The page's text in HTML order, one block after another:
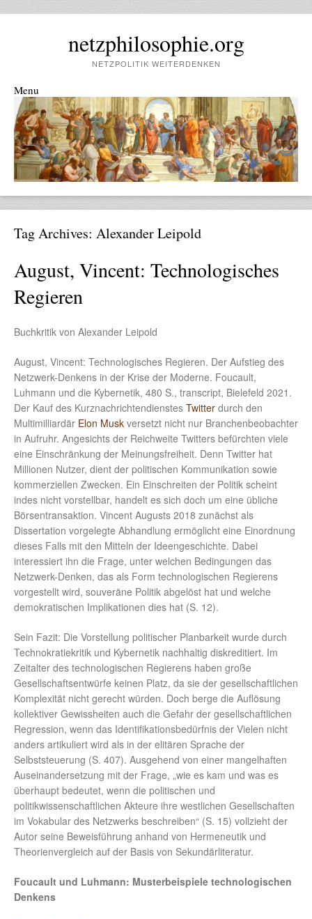
netzphilosophie.org
NETZPOLITIK WEITERDENKEN
Menu
Skip to content
Tag Archives: Alexander Leipold
August, Vincent: Technologisches
Regieren
Buchkritik von Alexander Leipold
August, Vincent: Technologisches Regieren. Der Aufstieg des
Netzwerk-Denkens in der Krise der Moderne. Foucault,
Luhmann und die Kybernetik, 480 S., transcript, Bielefeld 2021.
Der Kauf des Kurznachrichtendienstes Twitter durch den
Multimilliardär Elon Musk versetzt nicht nur Branchenbeobachter
in Aufruhr. Angesichts der Reichweite Twitters befürchten viele
eine Einschränkung der Meinungsfreiheit. Denn Twitter hat
Millionen Nutzer, dient der politischen Kommunikation sowie
kommerziellen Zwecken. Ein Einschreiten der Politik scheint
indes nicht vorstellbar, handelt es sich doch um eine übliche
Börsentransaktion. Vincent Augusts 2018 zunächst als
Dissertation vorgelegte Abhandlung ermöglicht eine Einordnung
dieses Falls mit den Mitteln der Ideengeschichte. Dabei
interessiert ihn die Frage, unter welchen Bedingungen das
Netzwerk-Denken, das als Form technologischen Regierens
vorgestellt wird, souveräne Politik abgelöst hat und welche
demokratischen Implikationen dies hat (S. 12).
Sein Fazit: Die Vorstellung politischer Planbarkeit wurde durch
Technokratiekritik und Kybernetik nachhaltig diskreditiert. Im
Zeitalter des technologischen Regierens haben große
Gesellschaftsentwürfe keinen Platz, da sie der gesellschaftlichen
Komplexität nicht gerecht würden. Doch berge die Auflösung
kollektiver Gewissheiten auch die Gefahr der gesellschaftlichen
Regression, wenn das Identifikationsbedürfnis der Vielen nicht
anders artikuliert wird als in der elitären Sprache der
Selbststeuerung (S. 407). Ausgehend von einer mangelhaften
Auseinandersetzung mit der Frage, „wie es kam und was es
überhaupt bedeutet, wenn die politischen und
politikwissenschaftlichen Akteure ihre westlichen Gesellschaften
im Vokabular des Netzwerks beschreiben“ (S. 15) vollzieht der
Autor seine Beweisführung anhand von Hermeneutik und
Theorienvergleich auf der Basis von Sekundärliteratur.
Foucault und Luhmann: Musterbeispiele technologischen
Denkens